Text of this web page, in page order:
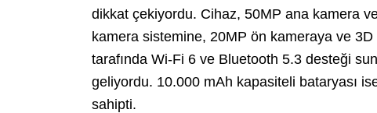
dikkat çekiyordu. Cihaz, 50MP ana kamera
kamera sistemine, 20MP ön kameraya ve
tarafında Wi-Fi 6 ve Bluetooth 5.3 desteği
geliyordu. 10.000 mAh kapasiteli bataryası
sahipti.